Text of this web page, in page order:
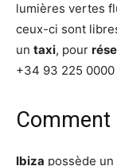
lumières vertes
ceux-ci sont
un taxi, pour
+34 93 225
Comment
Ibiza possède un